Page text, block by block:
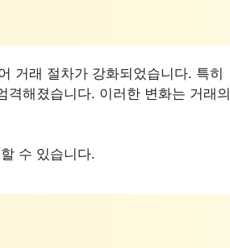
거래 절차가 강화되었습니다. 특히
격해졌습니다. 이러한 변화는 거래의
수 있습니다.